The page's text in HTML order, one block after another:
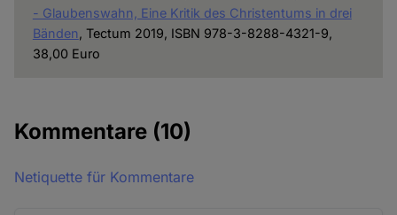
- Glaubenswahn, Eine Kritik des Christentums in drei
Bänden, Tectum 2019, ISBN 978-3-8288-4321-9,
38,00 Euro
Kommentare (10)
Netiquette für Kommentare